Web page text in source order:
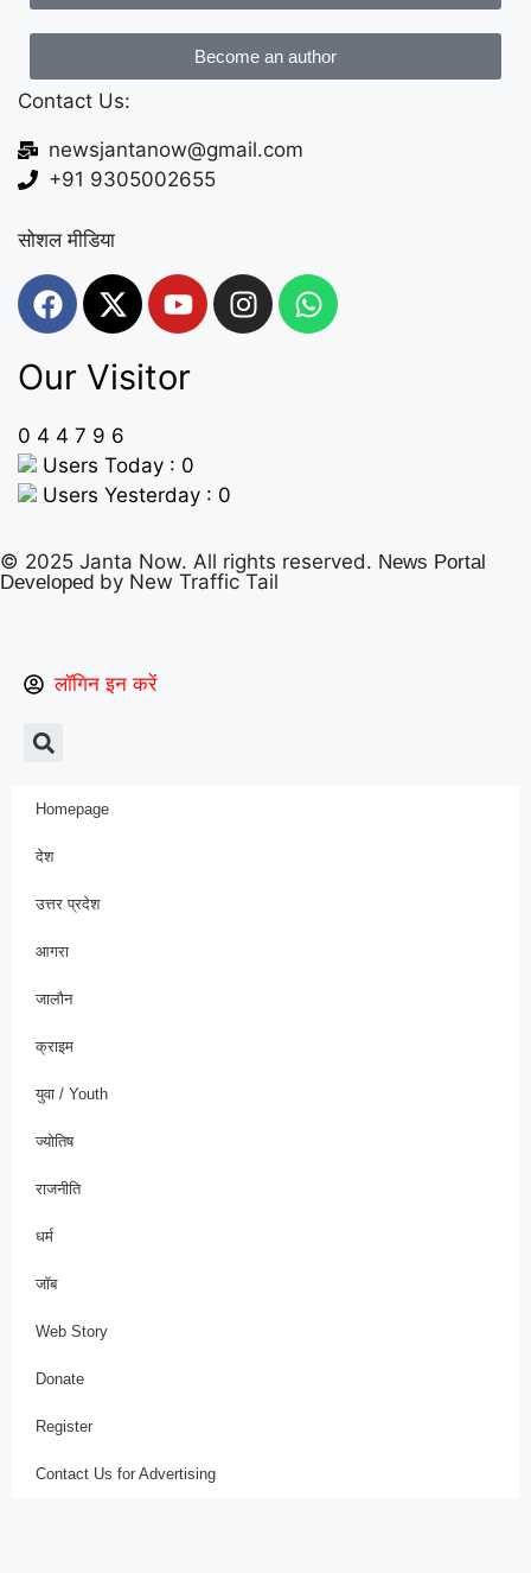
Become an author
Contact Us:
newsjantanow@gmail.com
+91 9305002655
सोशल मीडिया
Our Visitor
0 4 4 7 9 6
Users Today : 0
Users Yesterday : 0
© 2025 Janta Now. All rights reserved. News Portal
Developed by New Traffic Tail
लॉगिन इन करें
Homepage
देश
उत्तर प्रदेश
आगरा
जालौन
क्राइम
युवा / Youth
ज्योतिष
राजनीति
धर्म
जॉब
Web Story
Donate
Register
Contact Us for Advertising